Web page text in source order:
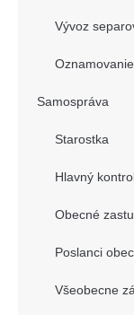
Vývoz
Samospráva
Starostka
Hlavný
Obecné
Poslanci
Všeobecne